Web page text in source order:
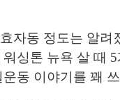
자동 정도는 알려
싱톤 뉴욕 살 때
동 이야기를 꽤